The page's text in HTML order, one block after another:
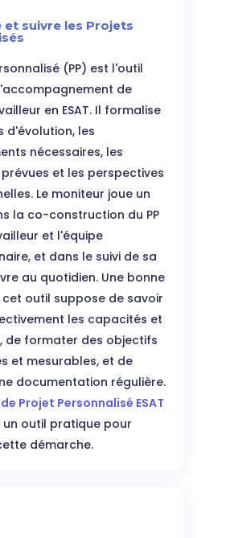
et suivre les Projets
(PP) est l'outil
de
en ESAT. Il formalise
d'évolution, les
nécessaires, les
et les perspectives
Le moniteur joue un
la co-construction du PP
et l'équipe
et dans le suivi de sa
au quotidien. Une bonne
outil suppose de savoir
les capacités et
de formater des objectifs
et mesurables, et de
documentation régulière.
Projet Personnalisé ESAT
un outil pratique pour
démarche.